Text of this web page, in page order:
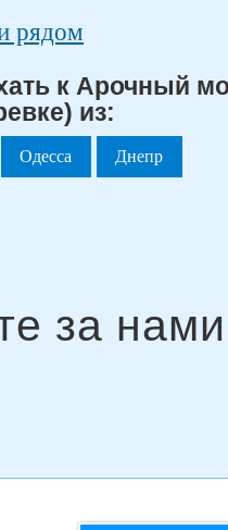
рядом
к Арочный
из:
Одесса Днепр